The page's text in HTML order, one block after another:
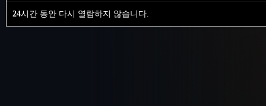
24시간 동안 다시 열람하지 않습니다.